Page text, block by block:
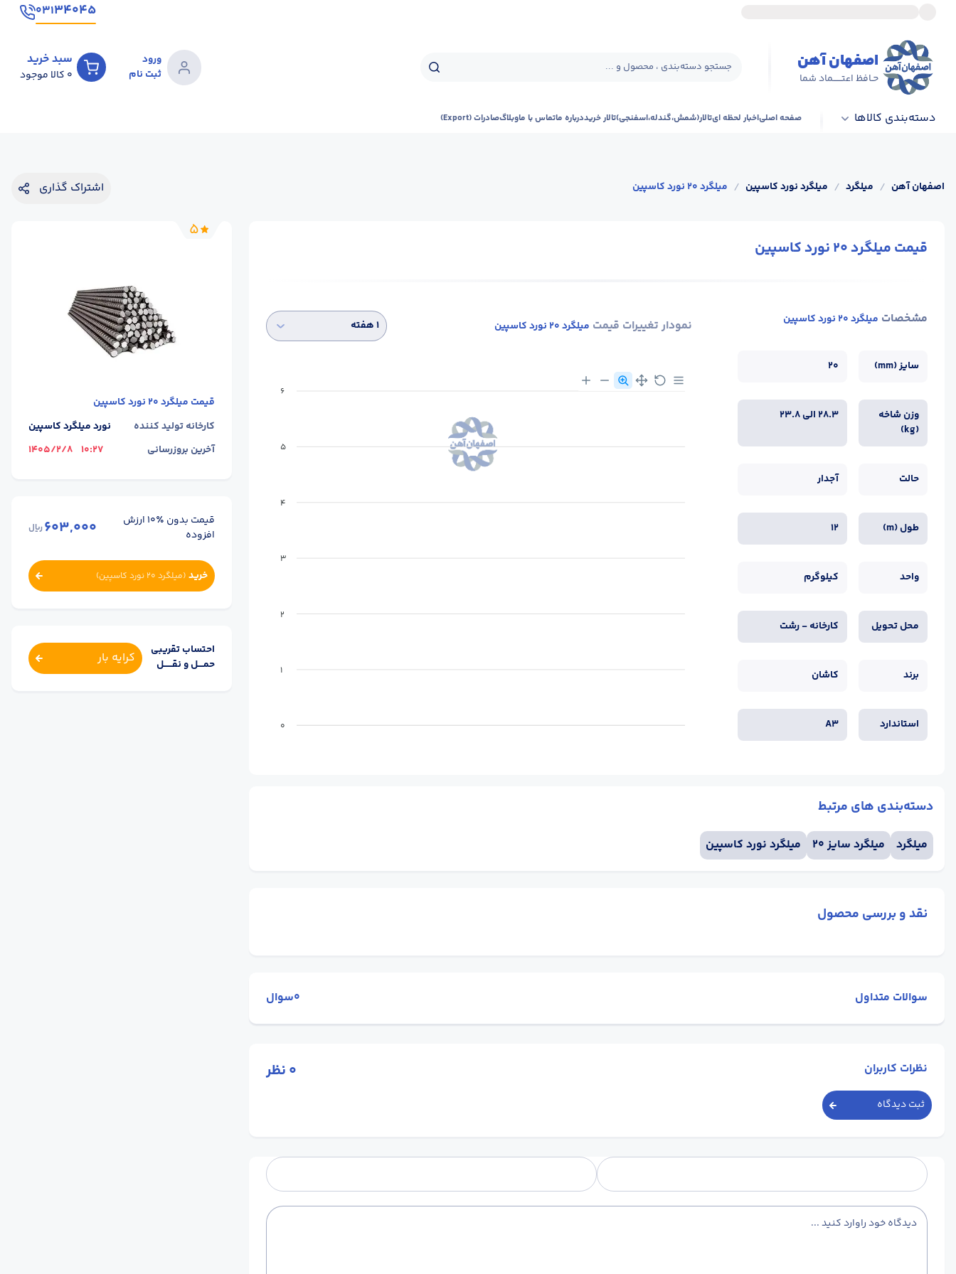
۳۴۰۴۵۰۳۱
اصفهان آهن
حـافظ اعتــــــماد شما
جستجو دسته‌بندی ، محصول و ...
ورود
ثبت نام
سبد خرید
0 کالا موجود
دسته‌بندی کالاها صفحه اصلیاخبار لحظه ایتالار(شمش،گندله،اسفنجی)تالار خریددرباره ماتماس با ماوبلاگصادرات (Export)
اصفهان آهن / میلگرد / میلگرد نورد کاسپین / میلگرد 20 نورد کاسپین اشتراک گذاری
قیمت میلگرد 20 نورد کاسپین
مشخصات میلگرد 20 نورد کاسپین
سایز (mm) 20
وزن شاخه
(kg)
28.3 الی 23.8
حالت آجدار
طول (m) 12
واحد کیلوگرم
محل تحویل کارخانه - رشت
برند کاشان
استاندارد A3
نمودار تغییرات قیمت میلگرد 20 نورد کاسپین ۱ هفته
6
5
4
3
2
1
0
دسته‌بندی های مرتبط
میلگرد میلگرد سایز 20 میلگرد نورد کاسپین
نقد و بررسی محصول
سوالات متداول 0سوال
نظرات کاربران 0نظر
ثبت دیدگاه
5
قیمت میلگرد 20 نورد کاسپین
کارخانه تولید کننده
نورد میلگرد کاسپین
آخرین بروزرسانی
10:27
1405/2/8
قیمت بدون ٪۱۰ ارزش
افزوده
603,000ریال
خرید (میلگرد 20 نورد کاسپین )
احتساب تقریبی
حمــــل و نقــــــل
کرایه بار